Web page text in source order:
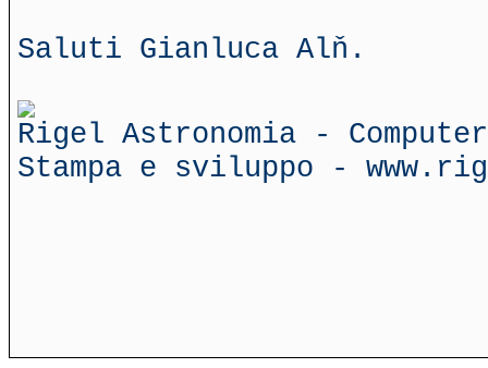
Saluti Gianluca Alň.
Rigel Astronomia -
Stampa e sviluppo -